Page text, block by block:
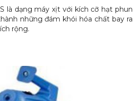
là dạng máy xịt với kích cỡ hạt phun
những đám khói hóa chất bay ra
rộng.